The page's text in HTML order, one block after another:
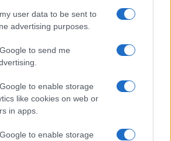
user data to be sent to
advertising purposes.
to send me
to enable storage
like cookies on web or
in apps.
to enable storage
24h